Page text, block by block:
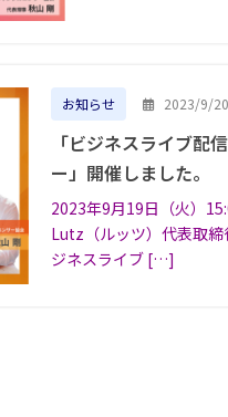
お知らせ 2023/9/20
「ビジネスライブ配
ー」開催しました。
2023年9月19日（火）
Lutz（ルッツ）代表取
ジネスライブ […]